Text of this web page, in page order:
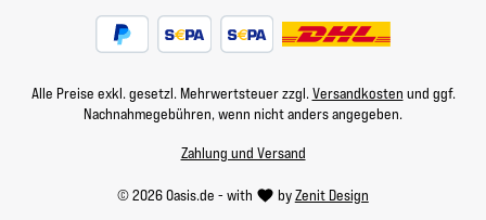
Alle Preise exkl. gesetzl. Mehrwertsteuer zzgl. Versandkosten und ggf.
Nachnahmegebühren, wenn nicht anders angegeben.
© 2026 Oasis.de - with byZenit Design
Zahlung und Versand